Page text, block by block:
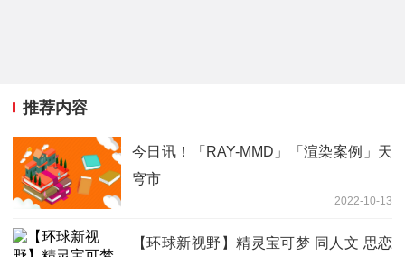
推荐内容
今日讯！「RAY-MMD」「渲染案例」天
穹市
2022-10-13
【环球新视野】精灵宝可梦 同人文 思恋